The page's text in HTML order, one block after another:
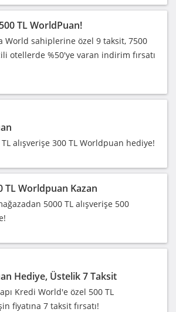
TL WorldPuan!
World sahiplerine özel 9 taksit, 7500
otellerde %50'ye varan indirim fırsatı
alışverişe 300 TL Worldpuan hediye!
TL Worldpuan Kazan
5000 TL alışverişe 500
Hediye, Üstelik 7 Taksit
Kredi World'e özel 500 TL
fiyatına 7 taksit fırsatı!